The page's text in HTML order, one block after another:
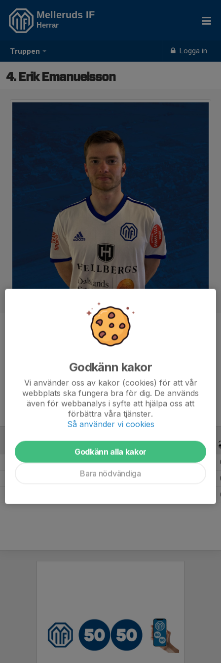
Truppen Logga in
Melleruds IF
Herrar
4. Erik Emanuelsson
Back
Utlånad till Åsebro IF under hösten 2026
CUPER
2020 Dalslands Sparbanks Cup DM herrar seniorer slutspel 2020
2020 Dalslands Sparbanks Cup herrar seniorer grupp 1 2020
Godkänn kakor
Vi använder oss av kakor (cookies) för att vår
webbplats ska fungera bra för dig. De används
även för webbanalys i syfte att hjälpa oss att
förbättra våra tjänster.
Så använder vi cookies
Godkänn alla kakor
Bara nödvändiga